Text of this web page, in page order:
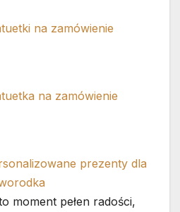
na zamówienie
na zamówienie
prezenty dla
moment pełen radości,